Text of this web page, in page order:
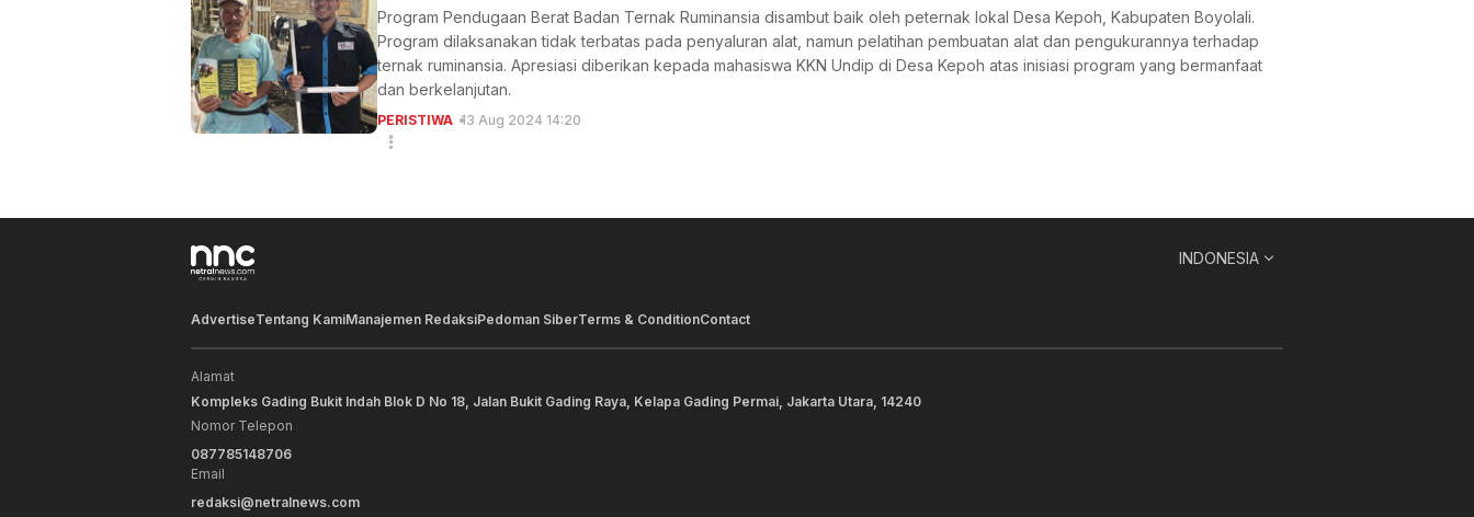
Program Pendugaan Berat Badan Ternak Ruminansia disambut baik oleh peternak lokal Desa Kepoh, Kabupaten Boyolali.
Program dilaksanakan tidak terbatas pada penyaluran alat, namun pelatihan pembuatan alat dan pengukurannya terhadap
ternak ruminansia. Apresiasi diberikan kepada mahasiswa KKN Undip di Desa Kepoh atas inisiasi program yang bermanfaat
dan berkelanjutan.
PERISTIWA 13 Aug 2024 14:20
INDONESIA
AdvertiseTentang KamiManajemen RedaksiPedoman SiberTerms & ConditionContact
Alamat
Kompleks Gading Bukit Indah Blok D No 18, Jalan Bukit Gading Raya, Kelapa Gading Permai, Jakarta Utara, 14240
Nomor Telepon
087785148706
Email
redaksi@netralnews.com